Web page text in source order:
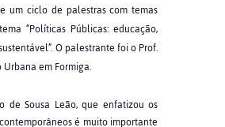
um ciclo de palestras com temas
“Políticas Públicas: educação,
O palestrante foi o Prof.
em Formiga.
de Sousa Leão, que enfatizou os
é muito importante